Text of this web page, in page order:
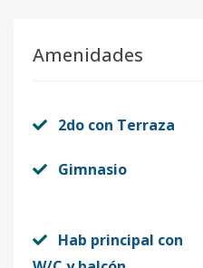
Amenidades
2do con Terraza
Gimnasio
Hab principal con